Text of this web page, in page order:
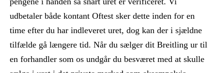
udbetaler både kontant Oftest sker dette inden for en
time efter du har indleveret uret, dog kan der i sjældne
tilfælde gå længere tid. Når du sælger dit Breitling ur til
en forhandler som os undgår du besværet med at skulle